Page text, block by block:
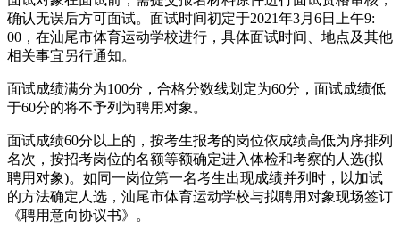
确认无误后方可面试。面试时间初定于2021年3月6日上午9:
00，在汕尾市体育运动学校进行，具体面试时间、地点及其他
相关事宜另行通知。
面试成绩满分为100分，合格分数线划定为60分，面试成绩低
于60分的将不予列为聘用对象。
面试成绩60分以上的，按考生报考的岗位依成绩高低为序排列
名次，按招考岗位的名额等额确定进入体检和考察的人选(拟
聘用对象)。如同一岗位第一名考生出现成绩并列时，以加试
的方法确定人选，汕尾市体育运动学校与拟聘用对象现场签订
《聘用意向协议书》。